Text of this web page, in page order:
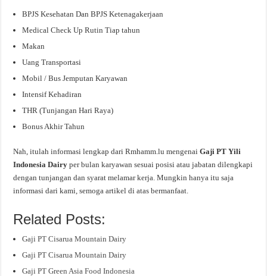
BPJS Kesehatan Dan BPJS Ketenagakerjaan
Medical Check Up Rutin Tiap tahun
Makan
Uang Transportasi
Mobil / Bus Jemputan Karyawan
Intensif Kehadiran
THR (Tunjangan Hari Raya)
Bonus Akhir Tahun
Nah, itulah informasi lengkap dari Rmhamm.lu mengenaiGaji PT Yili
Indonesia Dairyper bulan karyawan sesuai posisi atau jabatan dilengkapi
dengan tunjangan dan syarat melamar kerja. Mungkin hanya itu saja
informasi dari kami, semoga artikel di atas bermanfaat.
Related Posts:
Gaji PT Cisarua Mountain Dairy
Gaji PT Cisarua Mountain Dairy
Gaji PT Green Asia Food Indonesia